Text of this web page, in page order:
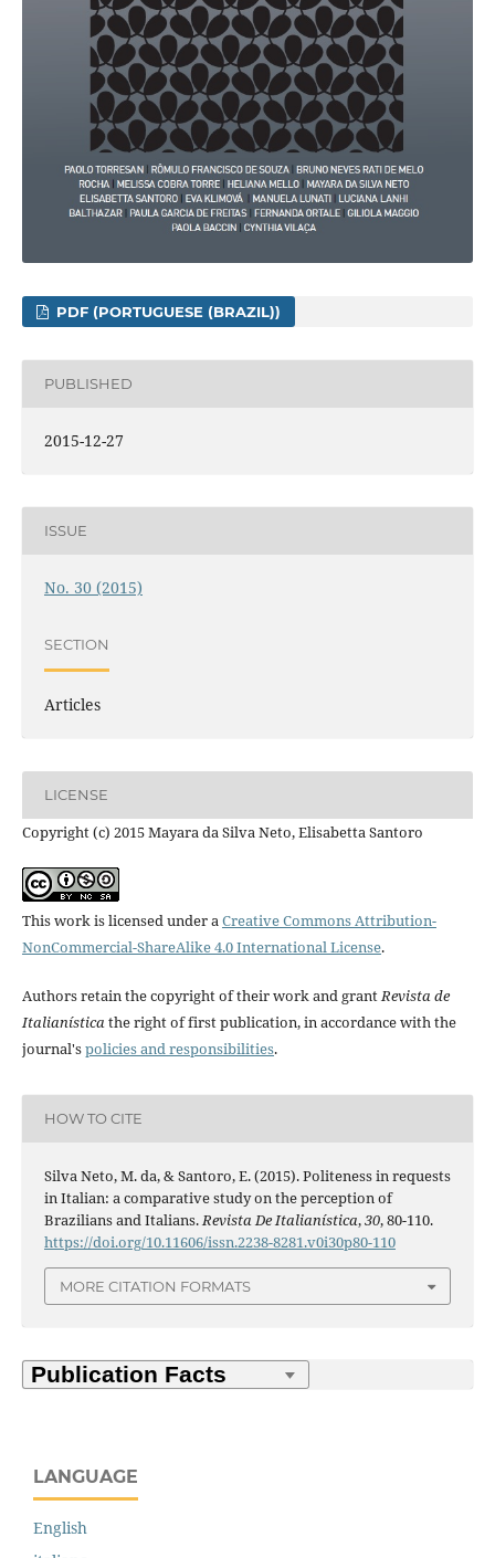
PDF (PORTUGUESE (BRAZIL))
PUBLISHED
2015-12-27
ISSUE
No. 30 (2015)
SECTION
Articles
LICENSE
Copyright (c) 2015 Mayara da Silva Neto, Elisabetta Santoro
This work is licensed under aCreative Commons Attribution-
NonCommercial-ShareAlike 4.0 International License.
Authors retain the copyright of their work and grantRevista de
Italianísticathe right of first publication, in accordance with the
journal'spolicies and responsibilities.
HOW TO CITE
Silva Neto, M. da, & Santoro, E. (2015). Politeness in requests
in Italian: a comparative study on the perception of
Brazilians and Italians.Revista De Italianística,30, 80-110.
https://doi.org/10.11606/issn.2238-8281.v0i30p80-110
MORE CITATION FORMATS
LANGUAGE
English